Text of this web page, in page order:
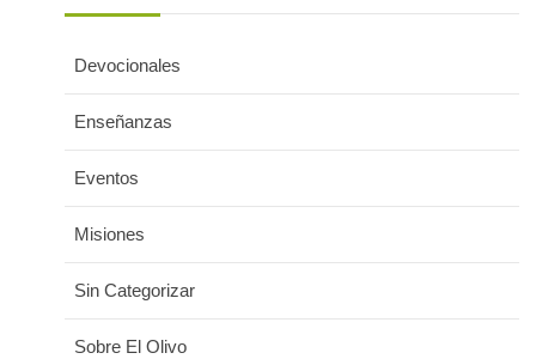
Devocionales
Enseñanzas
Eventos
Misiones
Sin Categorizar
Sobre El Olivo